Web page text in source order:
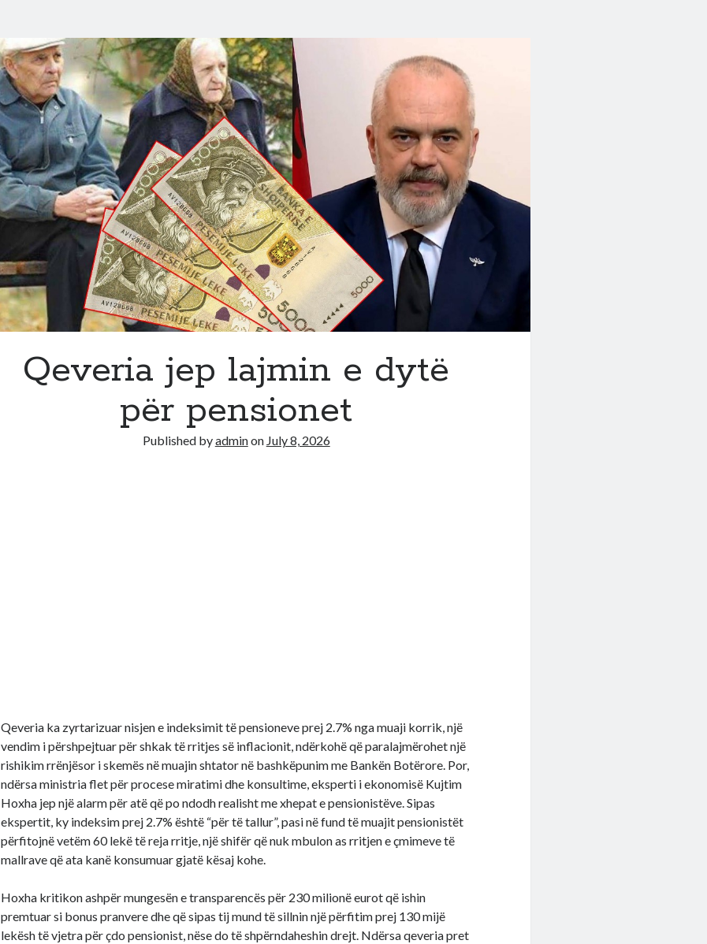
Qeveria jep lajmin e dytë
për pensionet
Published byadminon July 8, 2026
Qeveria ka zyrtarizuar nisjen e indeksimit të pensioneve prej 2.7% nga muaji korrik, një
vendim i përshpejtuar për shkak të rritjes së inflacionit, ndërkohë që paralajmërohet një
rishikim rrënjësor i skemës në muajin shtator në bashkëpunim me Bankën Botërore. Por,
ndërsa ministria flet për procese miratimi dhe konsultime, eksperti i ekonomisë Kujtim
Hoxha jep një alarm për atë që po ndodh realisht me xhepat e pensionistëve. Sipas
ekspertit, ky indeksim prej 2.7% është “për të tallur”, pasi në fund të muajit pensionistët
përfitojnë vetëm 60 lekë të reja rritje, një shifër që nuk mbulon as rritjen e çmimeve të
mallrave që ata kanë konsumuar gjatë kësaj kohe.
Hoxha kritikon ashpër mungesën e transparencës për 230 milionë eurot që ishin
premtuar si bonus pranvere dhe që sipas tij mund të sillnin një përfitim prej 130 mijë
lekësh të vjetra për çdo pensionist, nëse do të shpërndaheshin drejt. Ndërsa qeveria pret